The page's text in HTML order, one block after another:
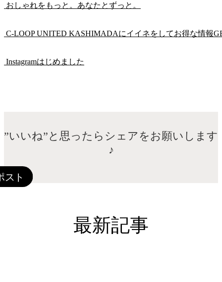
おしゃれをもっと。あなたとずっと。
C-LOOP UNITED KASHIMADAにイイネをしてお得な情報
Instagramはじめました
”いいね”と思ったらシェアをお願いします
♪
最新記事